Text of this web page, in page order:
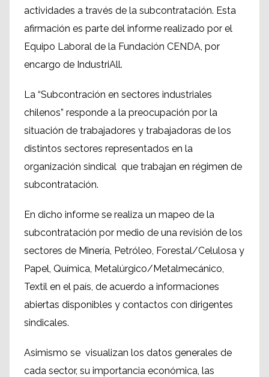
actividades a través de la subcontratación. Esta
afirmación es parte del informe realizado por el
Equipo Laboral de la Fundación CENDA, por
encargo de IndustriAll.
La “Subcontración en sectores industriales
chilenos” responde a la preocupación por la
situación de trabajadores y trabajadoras de los
distintos sectores representados en la
organización sindical que trabajan en régimen de
subcontratación.
En dicho informe se realiza un mapeo de la
subcontratación por medio de una revisión de los
sectores de Minería, Petróleo, Forestal/Celulosa y
Papel, Química, Metalúrgico/Metalmecánico,
Textil en el país, de acuerdo a informaciones
abiertas disponibles y contactos con dirigentes
sindicales.
Asimismo se visualizan los datos generales de
cada sector, su importancia económica, las